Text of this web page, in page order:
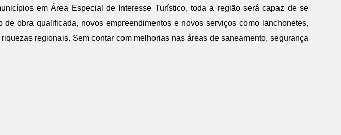
em Área Especial de Interesse Turístico, toda a região será capaz de se
obra qualificada, novos empreendimentos e novos serviços como lanchonetes,
regionais. Sem contar com melhorias nas áreas de saneamento, segurança